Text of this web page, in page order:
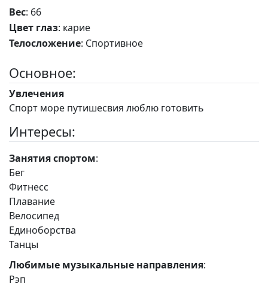
Вес: 66
Цвет глаз: карие
Телосложение: Спортивное
Основное:
Увлечения
Спорт море путишесвия люблю готовить
Интересы:
Занятия спортом:
Бег
Фитнесс
Плавание
Велосипед
Единоборства
Танцы
Любимые музыкальные направления:
Рэп